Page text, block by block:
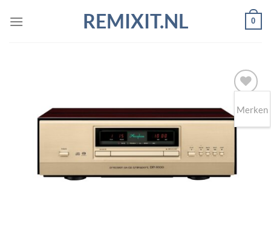
naar
REMIXIT.NL 0
Toevoegen
wenslijst
Merken